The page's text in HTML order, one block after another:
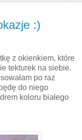
:)
z okienkiem, które
tekturek na siebie.
po raz
do niego
koloru białego